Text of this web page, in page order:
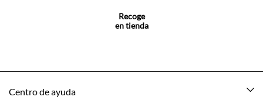
Recoge
en tienda
Centro de ayuda